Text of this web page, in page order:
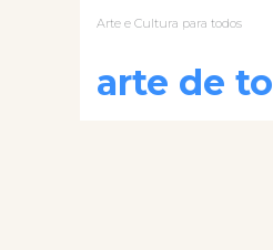
Arte e Cultura para todos
arte de